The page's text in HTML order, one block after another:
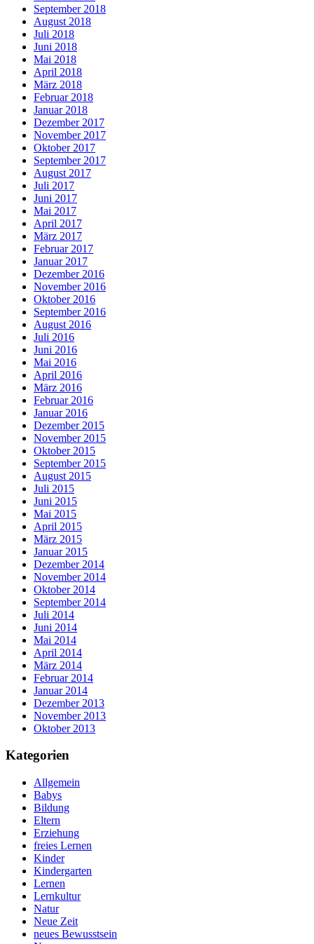
September 2018
August 2018
Juli 2018
Juni 2018
Mai 2018
April 2018
März 2018
Februar 2018
Januar 2018
Dezember 2017
November 2017
Oktober 2017
September 2017
August 2017
Juli 2017
Juni 2017
Mai 2017
April 2017
März 2017
Februar 2017
Januar 2017
Dezember 2016
November 2016
Oktober 2016
September 2016
August 2016
Juli 2016
Juni 2016
Mai 2016
April 2016
März 2016
Februar 2016
Januar 2016
Dezember 2015
November 2015
Oktober 2015
September 2015
August 2015
Juli 2015
Juni 2015
Mai 2015
April 2015
März 2015
Januar 2015
Dezember 2014
November 2014
Oktober 2014
September 2014
Juli 2014
Juni 2014
Mai 2014
April 2014
März 2014
Februar 2014
Januar 2014
Dezember 2013
November 2013
Oktober 2013
Kategorien
Allgemein
Babys
Bildung
Eltern
Erziehung
freies Lernen
Kinder
Kindergarten
Lernen
Lernkultur
Natur
Neue Zeit
neues Bewusstsein